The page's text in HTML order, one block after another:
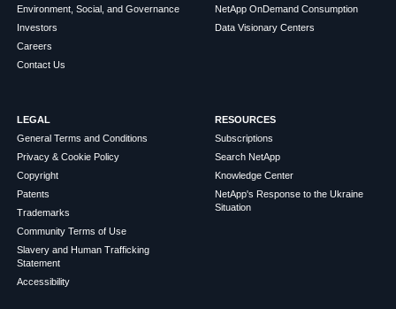
Environment, Social, and Governance
Investors
Careers
Contact Us
NetApp OnDemand Consumption
Data Visionary Centers
LEGAL
General Terms and Conditions
Privacy & Cookie Policy
Copyright
Patents
Trademarks
Community Terms of Use
Slavery and Human Trafficking
Statement
Accessibility
RESOURCES
Subscriptions
Search NetApp
Knowledge Center
NetApp's Response to the Ukraine
Situation